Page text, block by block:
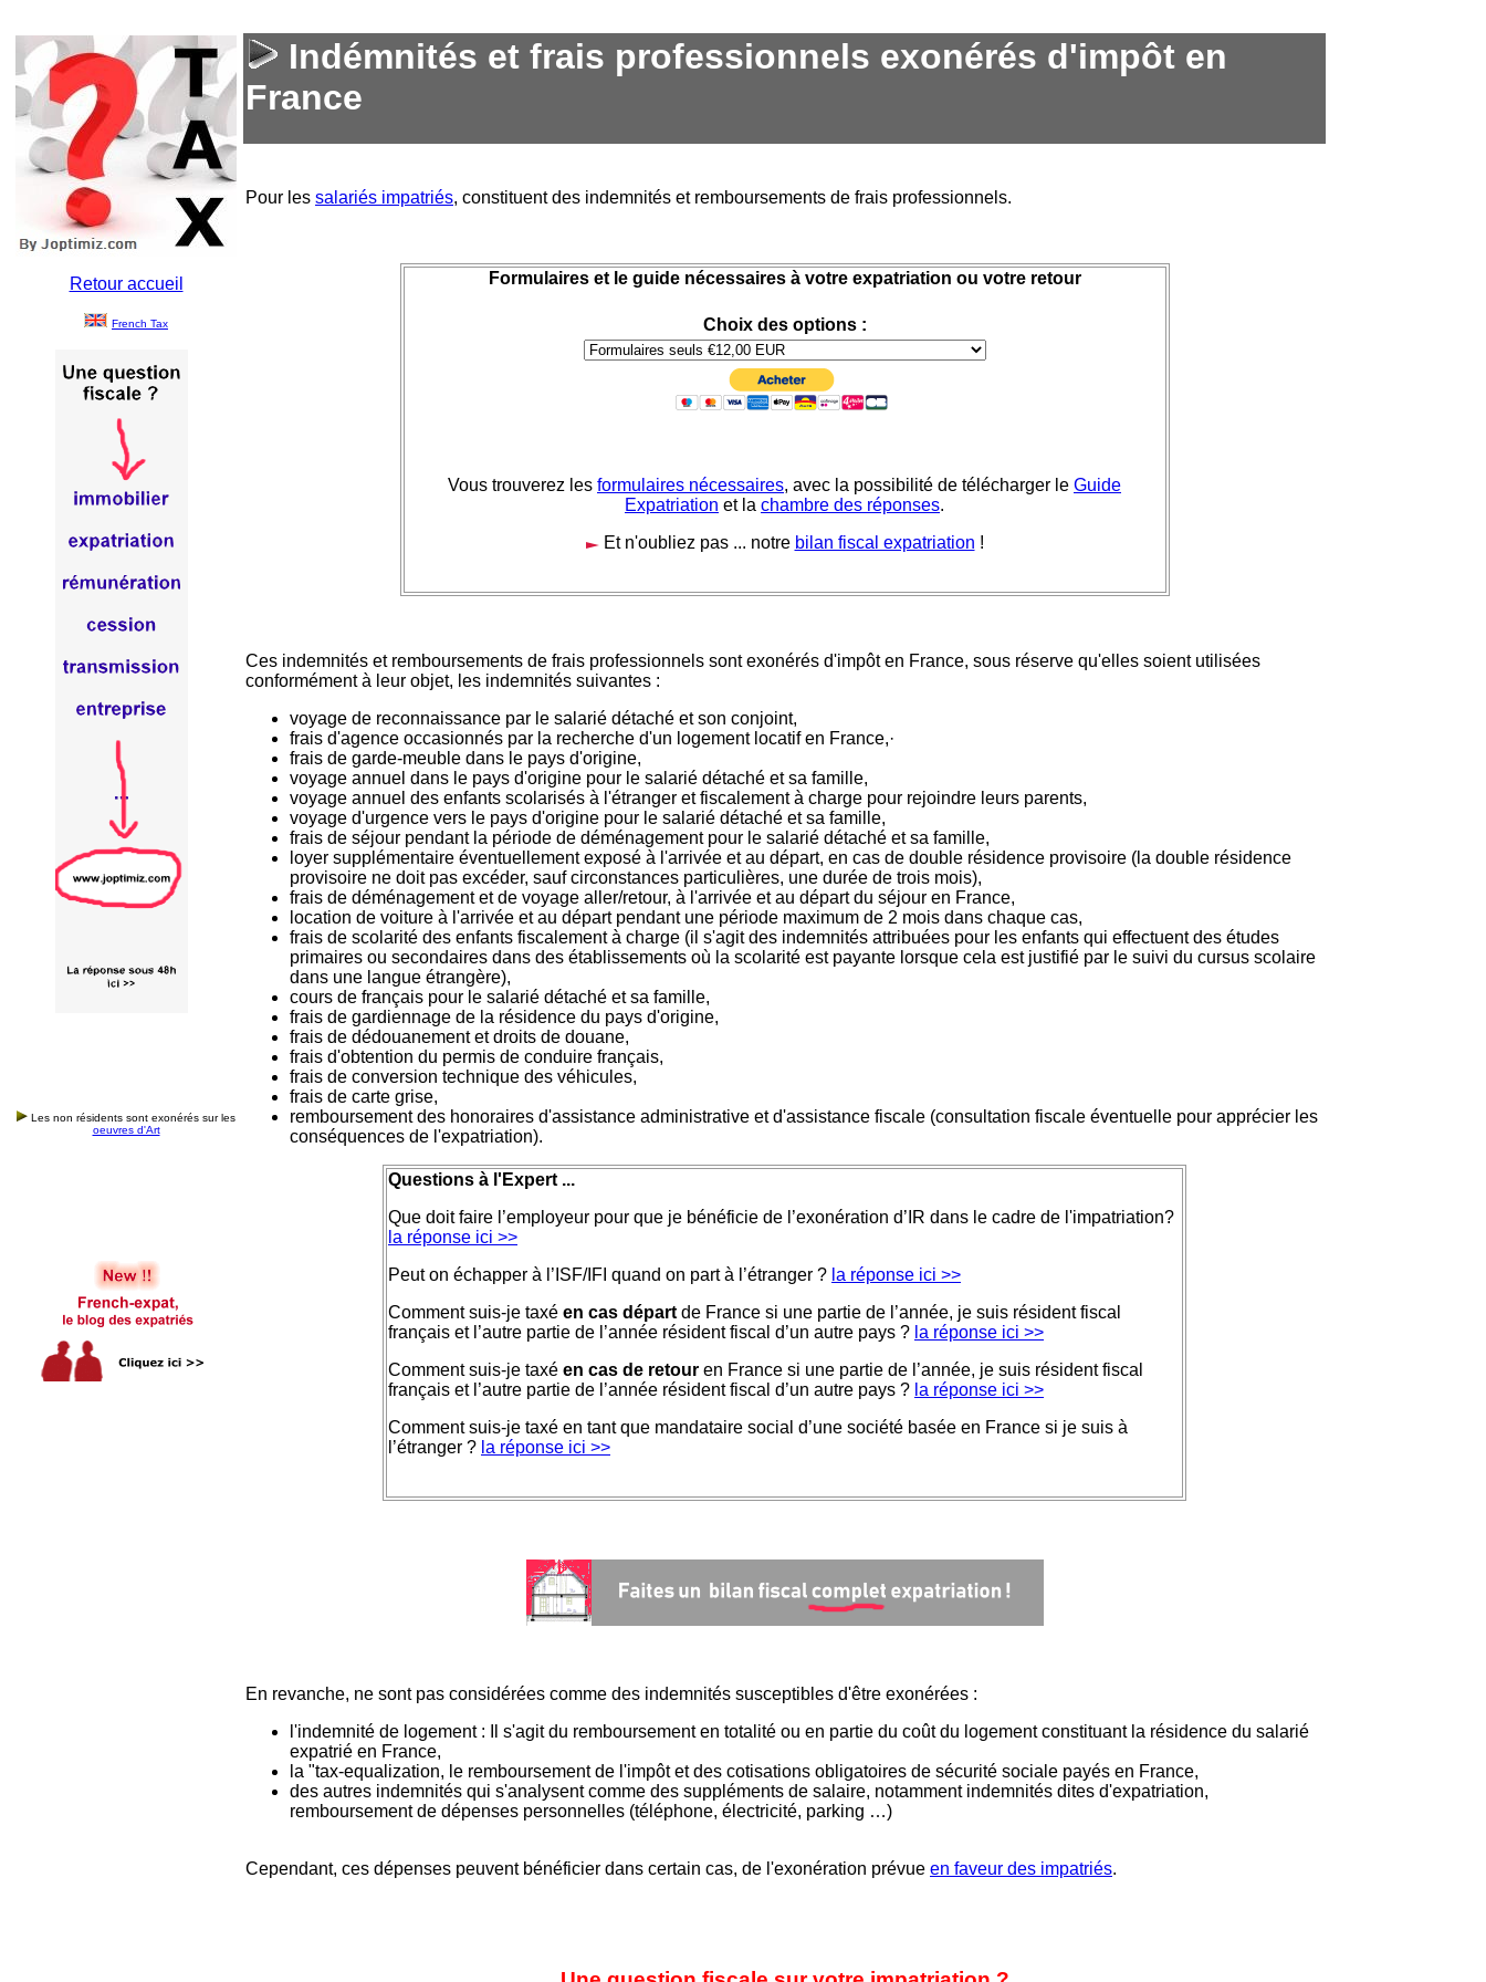
Retour accueil
French Tax
Les non résidents sont exonérés sur les
oeuvres d'Art
Indémnités et frais professionnels exonérés d'impôt en
France
Pour les salariés impatriés, constituent des indemnités et remboursements de frais professionnels.
Formulaires et le guide nécessaires à votre expatriation ou votre retour
Choix des options :
Vous trouverez les formulaires nécessaires, avec la possibilité de télécharger le Guide
Expatriation et la chambre des réponses.
Et n'oubliez pas ... notre bilan fiscal expatriation !
Ces indemnités et remboursements de frais professionnels sont exonérés d'impôt en France, sous réserve qu'elles soient utilisées
conformément à leur objet, les indemnités suivantes :
voyage de reconnaissance par le salarié détaché et son conjoint,
frais d'agence occasionnés par la recherche d'un logement locatif en France,·
frais de garde-meuble dans le pays d'origine,
voyage annuel dans le pays d'origine pour le salarié détaché et sa famille,
voyage annuel des enfants scolarisés à l'étranger et fiscalement à charge pour rejoindre leurs parents,
voyage d'urgence vers le pays d'origine pour le salarié détaché et sa famille,
frais de séjour pendant la période de déménagement pour le salarié détaché et sa famille,
loyer supplémentaire éventuellement exposé à l'arrivée et au départ, en cas de double résidence provisoire (la double résidence
provisoire ne doit pas excéder, sauf circonstances particulières, une durée de trois mois),
frais de déménagement et de voyage aller/retour, à l'arrivée et au départ du séjour en France,
location de voiture à l'arrivée et au départ pendant une période maximum de 2 mois dans chaque cas,
frais de scolarité des enfants fiscalement à charge (il s'agit des indemnités attribuées pour les enfants qui effectuent des études
primaires ou secondaires dans des établissements où la scolarité est payante lorsque cela est justifié par le suivi du cursus scolaire
dans une langue étrangère),
cours de français pour le salarié détaché et sa famille,
frais de gardiennage de la résidence du pays d'origine,
frais de dédouanement et droits de douane,
frais d'obtention du permis de conduire français,
frais de conversion technique des véhicules,
frais de carte grise,
remboursement des honoraires d'assistance administrative et d'assistance fiscale (consultation fiscale éventuelle pour apprécier les
conséquences de l'expatriation).
Questions à l'Expert ...
Que doit faire l’employeur pour que je bénéficie de l’exonération d’IR dans le cadre de l'impatriation?
la réponse ici >>
Peut on échapper à l’ISF/IFI quand on part à l’étranger ? la réponse ici >>
Comment suis-je taxé en cas départ de France si une partie de l’année, je suis résident fiscal
français et l’autre partie de l’année résident fiscal d’un autre pays ? la réponse ici >>
Comment suis-je taxé en cas de retour en France si une partie de l’année, je suis résident fiscal
français et l’autre partie de l’année résident fiscal d’un autre pays ? la réponse ici >>
Comment suis-je taxé en tant que mandataire social d’une société basée en France si je suis à
l’étranger ? la réponse ici >>
En revanche, ne sont pas considérées comme des indemnités susceptibles d'être exonérées :
l'indemnité de logement : Il s'agit du remboursement en totalité ou en partie du coût du logement constituant la résidence du salarié
expatrié en France,
la "tax-equalization, le remboursement de l'impôt et des cotisations obligatoires de sécurité sociale payés en France,
des autres indemnités qui s'analysent comme des suppléments de salaire, notamment indemnités dites d'expatriation,
remboursement de dépenses personnelles (téléphone, électricité, parking …)
Cependant, ces dépenses peuvent bénéficier dans certain cas, de l'exonération prévue en faveur des impatriés.